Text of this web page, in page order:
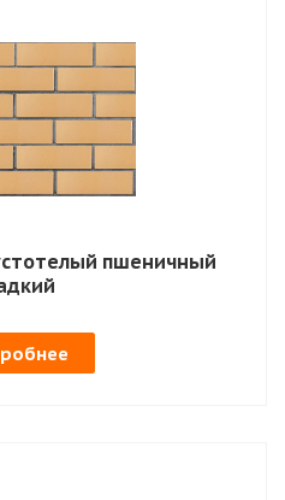
пшеничный